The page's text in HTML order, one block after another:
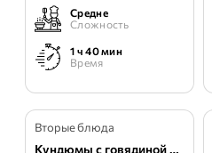
Средне
Сложность
1 ч 40 мин
Время
Вторые блюда
Кундюмы с говядиной в грибном соусе